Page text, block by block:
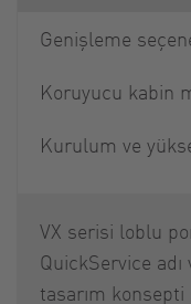
Genişleme
Koruyucu kabin
Kurulum ve
VX serisi loblu
QuickService
tasarım konsepti